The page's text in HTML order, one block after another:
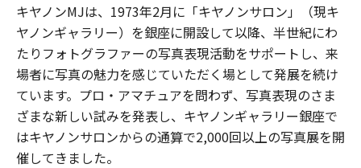
キヤノンMJは、1973年2月に「キヤノンサロン」（現キ
ヤノンギャラリー）を銀座に開設して以降、半世紀にわ
たりフォトグラファーの写真表現活動をサポートし、来
場者に写真の魅力を感じていただく場として発展を続け
ています。プロ・アマチュアを問わず、写真表現のさま
ざまな新しい試みを発表し、キヤノンギャラリー銀座で
はキヤノンサロンからの通算で2,000回以上の写真展を開
催してきました。